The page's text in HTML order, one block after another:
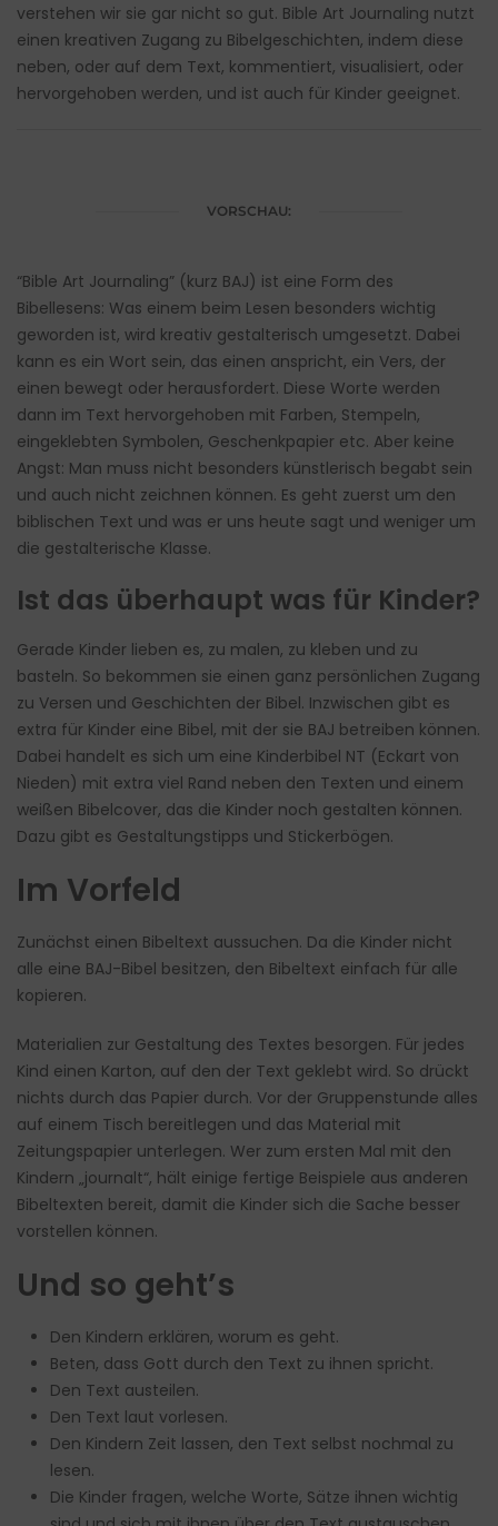
verstehen wir sie gar nicht so gut. Bible Art Journaling nutzt
einen kreativen Zugang zu Bibelgeschichten, indem diese
neben, oder auf dem Text, kommentiert, visualisiert, oder
hervorgehoben werden, und ist auch für Kinder geeignet.
VORSCHAU:
“Bible Art Journaling” (kurz BAJ) ist eine Form des
Bibellesens: Was einem beim Lesen besonders wichtig
geworden ist, wird kreativ gestalterisch umgesetzt. Dabei
kann es ein Wort sein, das einen anspricht, ein Vers, der
einen bewegt oder herausfordert. Diese Worte werden
dann im Text hervorgehoben mit Farben, Stempeln,
eingeklebten Symbolen, Geschenkpapier etc. Aber keine
Angst: Man muss nicht besonders künstlerisch begabt sein
und auch nicht zeichnen können. Es geht zuerst um den
biblischen Text und was er uns heute sagt und weniger um
die gestalterische Klasse.
Ist das überhaupt was für Kinder?
Gerade Kinder lieben es, zu malen, zu kleben und zu
basteln. So bekommen sie einen ganz persönlichen Zugang
zu Versen und Geschichten der Bibel. Inzwischen gibt es
extra für Kinder eine Bibel, mit der sie BAJ betreiben können.
Dabei handelt es sich um eine Kinderbibel NT (Eckart von
Nieden) mit extra viel Rand neben den Texten und einem
weißen Bibelcover, das die Kinder noch gestalten können.
Dazu gibt es Gestaltungstipps und Stickerbögen.
Im Vorfeld
Zunächst einen Bibeltext aussuchen. Da die Kinder nicht
alle eine BAJ-Bibel besitzen, den Bibeltext einfach für alle
kopieren.
Materialien zur Gestaltung des Textes besorgen. Für jedes
Kind einen Karton, auf den der Text geklebt wird. So drückt
nichts durch das Papier durch. Vor der Gruppenstunde alles
auf einem Tisch bereitlegen und das Material mit
Zeitungspapier unterlegen. Wer zum ersten Mal mit den
Kindern „journalt“, hält einige fertige Beispiele aus anderen
Bibeltexten bereit, damit die Kinder sich die Sache besser
vorstellen können.
Und so geht’s
Den Kindern erklären, worum es geht.
Beten, dass Gott durch den Text zu ihnen spricht.
Den Text austeilen.
Den Text laut vorlesen.
Den Kindern Zeit lassen, den Text selbst nochmal zu
lesen.
Die Kinder fragen, welche Worte, Sätze ihnen wichtig